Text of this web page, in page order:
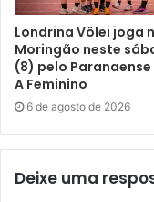
criminalidade, mas
em situações de
Londrina Vôlei joga
Moringão neste
(8) pelo Paranaense
A Feminino
6 de agosto de 2026
Deixe uma